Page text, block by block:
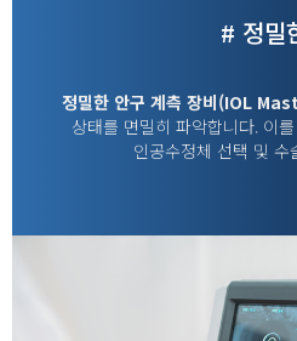
# 정밀
정밀한 안구 계측 장비(IOL
상태를 면밀히 파악합니다. 이
인공수정체 선택 및